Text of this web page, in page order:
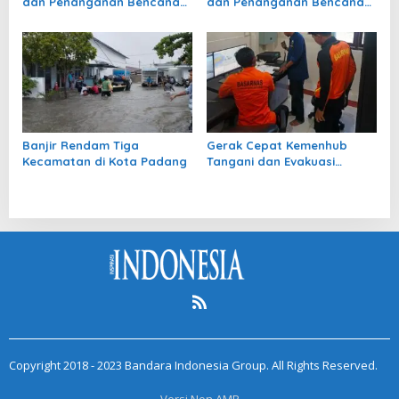
2026
2026
Banjir Rendam Tiga
Kecamatan di Kota Padang
Gerak Cepat Kemenhub
Tangani dan Evakuasi
Copyright 2018 - 2023 Bandara Indonesia Group. All Rights Reserved.